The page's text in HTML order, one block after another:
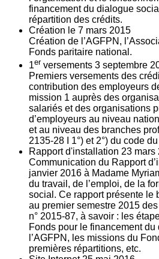
financement du dialogue
répartition des crédits.
Création le 7 mars 2015
Création de l’AGFPN,
Fonds paritaire national.
1er versements 3 septembre
Premiers versements des
contribution des employeurs
mission 1 auprès des
salariés et des organisations
d’employeurs au niveau
et au niveau des branches
2135‐28 I 1°) et 2°) du code
Rapport d'installation 23 mars
Communication du Rapport
janvier 2016 à Madame
du travail, de l’emploi, de la
social. Ce rapport présente
au premier semestre 2015
n° 2015-87, à savoir : les
Fonds pour le financement
l’AGFPN, les missions du
premières répartitions, etc.